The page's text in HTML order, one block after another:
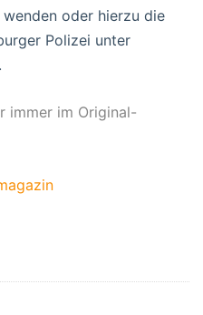
oder hierzu die
Polizei unter
immer im Original-